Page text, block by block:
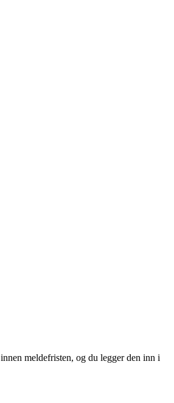
meldefristen, og du legger den inn i